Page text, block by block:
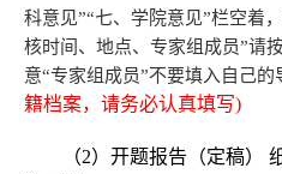
科意见”“七、学院意见”栏空着
核时间、地点、专家组成员”请
意“专家组成员”不要填入自己的
籍档案，请务必认真填写)
（2）开题报告（定稿）